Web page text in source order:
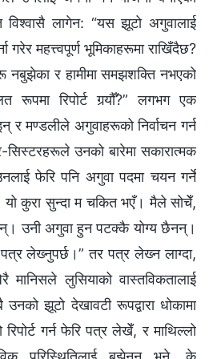
लागेन: “यस झूटो अगुवालाई
गरेर महत्त्वपूर्ण भूमिकाहरूमा राखिँदैछ?
नबुझेका र हामीमा समझशक्ति नभएको
रूपमा रिपोर्ट गर्‍यौँ?” लगभग एक
र मण्डलीले अगुवाहरूको निर्वाचन गर्न
उनको बारेमा सकारात्मक
फेरि पनि अगुवा पदमा चयन गर्ने
कुरा सुन्दा म चकित भएँ। मैले सोचेँ,
उनी अगुवा हुन पटक्‍कै योग्य छैनन्।
पत्र लेख्‍नुपर्छ।” तर पत्र लेख्‍न लाग्दा,
लुसियाको वास्तविकतालाई
झूटो देखावटी रूपद्वारा धोकामा
गर्न फेरि पत्र लेखेँ, र माथिल्‍लो